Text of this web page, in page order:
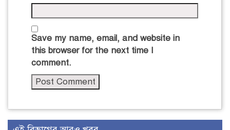
Save my name, email, and website in
this browser for the next time I
comment.